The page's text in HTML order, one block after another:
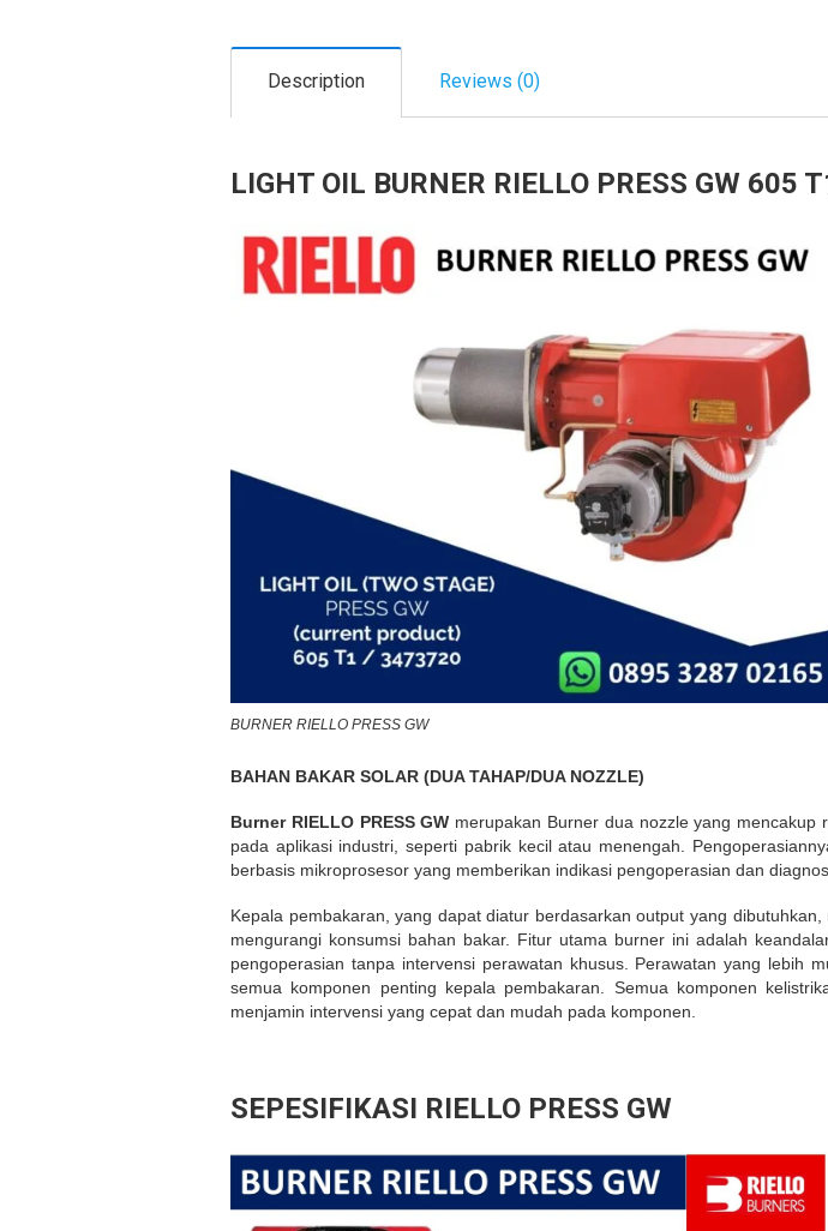
Description Reviews (0)
LIGHT OIL BURNER RIELLO PRESS GW 605
BURNER RIELLO PRESS GW
BAHAN BAKAR SOLAR (DUA TAHAP/DUA NOZZLE)
Burner RIELLO PRESS GW merupakan Burner dua nozzle yang
pada aplikasi industri, seperti pabrik kecil atau menengah.
berbasis mikroprosesor yang memberikan indikasi pengoperasian dan
Kepala pembakaran, yang dapat diatur berdasarkan output yang
mengurangi konsumsi bahan bakar. Fitur utama burner ini adalah
pengoperasian tanpa intervensi perawatan khusus. Perawatan yang lebih
semua komponen penting kepala pembakaran. Semua komponen
menjamin intervensi yang cepat dan mudah pada komponen.
SEPESIFIKASI RIELLO PRESS GW